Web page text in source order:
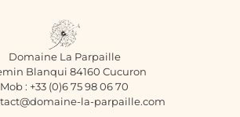
Domaine La Parpaille
Blanqui 84160 Cucuron
Mob : +33 (0)6 75 98 06 70
la-parpaille.com